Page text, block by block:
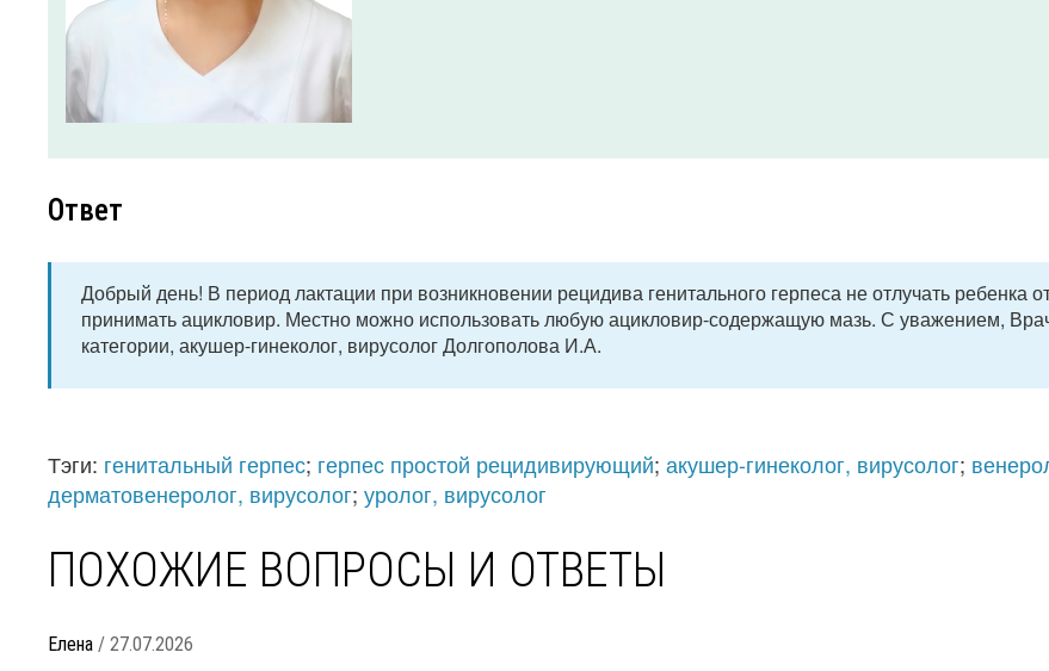
Ответ
Добрый день! В период лактации при возникновении рецидива генитального герпеса не отлучать ребенка
принимать ацикловир. Местно можно использовать любую ацикловир-содержащую мазь. С уважением,
категории, акушер-гинеколог, вирусолог Долгополова И.А.
Тэги: генитальный герпес; герпес простой рецидивирующий; акушер-гинеколог, вирусолог;
дерматовенеролог, вирусолог; уролог, вирусолог
ПОХОЖИЕ ВОПРОСЫ И ОТВЕТЫ
Елена / 27.07.2026